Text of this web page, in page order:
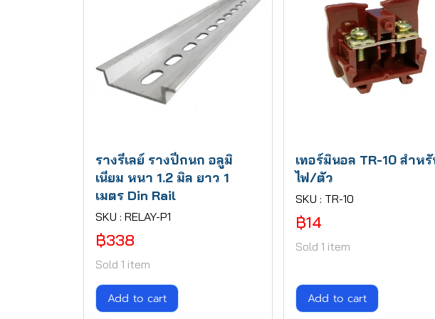
รางรีเลย์ รางปีกนก อลูมิ
เนียม หนา 1.2 มิล ยาว 1
เมตร Din Rail
SKU : RELAY-P1
฿338
Sold 1 item
Add to cart
เทอร์มินอล TR-10 สำห
ไฟ/ตัว
SKU : TR-10
฿14
Sold 1 item
Add to cart